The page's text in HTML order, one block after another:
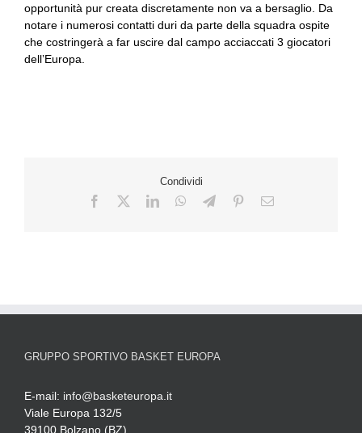
opportunità pur creata discretamente non va a bersaglio. Da
notare i numerosi contatti duri da parte della squadra ospite
che costringerà a far uscire dal campo acciaccati 3 giocatori
dell’Europa.
Condividi
GRUPPO SPORTIVO BASKET EUROPA
E-mail: info@basketeuropa.it
Viale Europa 132/5
39100 Bolzano (BZ)